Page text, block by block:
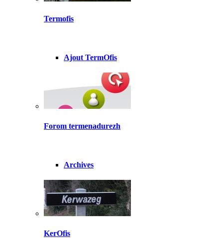
Termofis
Ajout TermOfis
Forom termenadurezh
Archives
KerOfis